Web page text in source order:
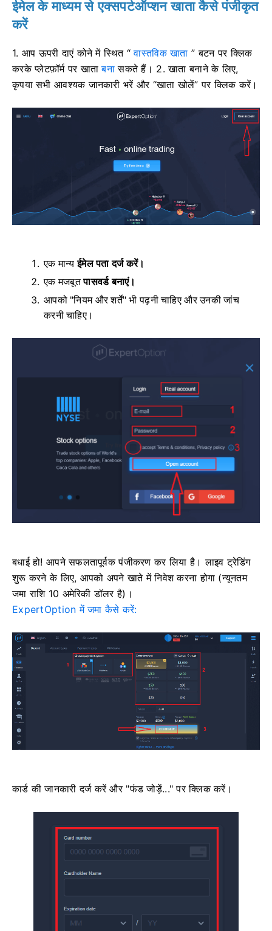
ईमेल के माध्यम से एक्सपर्टऑप्शन खाता कैसे पंजीकृत
करें
1. आपऊपरी दाएं कोने में स्थित “वास्तविक खाता ” बटन पर क्लिक
करके प्लेटफ़ॉर्म पर खाताबना सकते हैं। 2. खाता बनाने के लिए,
कृपया सभी आवश्यक जानकारी भरें और “खाता खोलें” पर क्लिक करें।
एक मान्यईमेल पता दर्ज करें।
एक मजबूतपासवर्ड बनाएं।
आपको "नियम और शर्तें" भी पढ़नी चाहिए और उनकी जांच
करनी चाहिए।
बधाई हो! आपने सफलतापूर्वक पंजीकरण कर लिया है। लाइव ट्रेडिंग
शुरू करने के लिए, आपको अपने खाते में निवेश करना होगा (न्यूनतम
जमा राशि 10 अमेरिकी डॉलर है)।
ExpertOption में जमा कैसे करें:
कार्ड की जानकारी दर्ज करें और "फंड जोड़ें..." पर क्लिक करें।